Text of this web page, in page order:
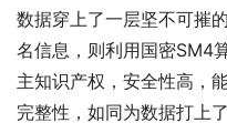
数据穿上了一层坚不可摧
名信息，则利用国密SM4
主知识产权，安全性高，
完整性，如同为数据打上